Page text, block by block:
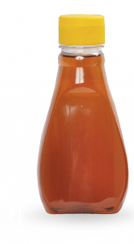
com proteção.Há
uma companhia
excelência e
Indústria de
ter: Colaboradores
personalizado; Amplo
preço.Sem trocar o
deve-se descartar
e serviços com
pontos importantes
de empresas que
a desejar nos